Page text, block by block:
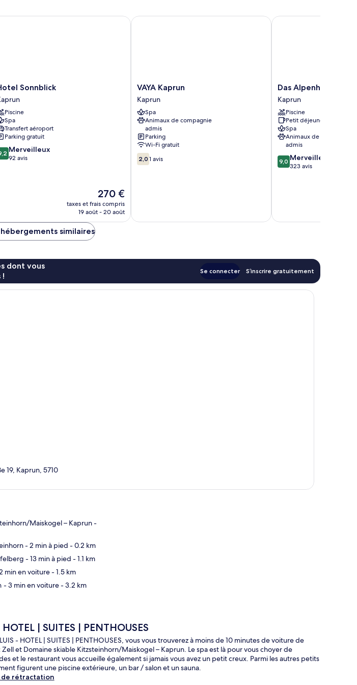
Suite
Sonnblick
Piscine
Spa
Transfert aéroport
Parking gratuit
Merveilleux
92 avis
Le
nouveau
prix
270 €
taxes et frais compris
19 août - 20 août
Sonnblick
VAYA
Kaprun
Kaprun
VAYA Kaprun
Kaprun
Spa
Animaux de compagnie
admis
Parking
Wi-Fi gratuit
2.0
sur
2,0 1 avis
VAYA Kaprun
Das
Alpenhaus
Kaprun
Kaprun
Das Alpenhaus
Kaprun
Piscine
Petit déjeuner gratuit
Spa
Animaux de compagnie
admis
9.0
sur
9,0 Merveilleux
323 avis
Das Alpenhaus Kaprun
similaires
dont vous
!
Se connecter S’inscrire gratuitement
19, Kaprun, 5710
​Maiskogel – Kaprun-
- 2 min à pied - 0.2 km
- 13 min à pied - 1.1 km
min en voiture- 1.5 km
- 3 min en voiture- 3.2 km
| SUITES | PENTHOUSES
- HOTEL | SUITES | PENTHOUSES, vous vous trouverez à moins de 10 minutes de voiture de
et Domaine skiable Kitzsteinhorn/​Maiskogel – Kaprun. Le spa est là pour vous choyer de
et le restaurant vous accueille également si jamais vous avez un petit creux. Parmi les autres petits
figurent une piscine extérieure, un bar / salon et un sauna.
rétractation